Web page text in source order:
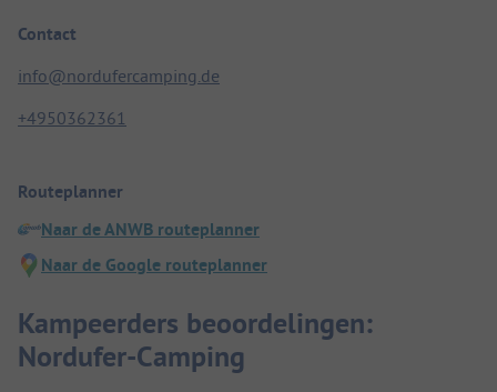
Contact
info@nordufercamping.de
+4950362361
Routeplanner
Naar de ANWB routeplanner
Naar de Google routeplanner
Kampeerders beoordelingen:
Nordufer-Camping